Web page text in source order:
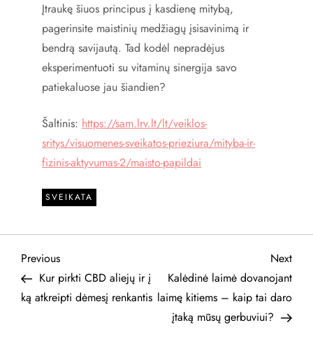
Įtraukę šiuos principus į kasdienę mitybą,
pagerinsite maistinių medžiagų įsisavinimą ir
bendrą savijautą. Tad kodėl nepradėjus
eksperimentuoti su vitaminų sinergija savo
patiekaluose jau šiandien?
Šaltinis: https://sam.lrv.lt/lt/veiklos-
sritys/visuomenes-sveikatos-prieziura/mityba-ir-
fizinis-aktyvumas-2/maisto-papildai
SVEIKATA
N
a
Previous
Post
Previous
Kur pirkti CBD aliejų ir į
ką atkreipti dėmesį renkantis
Next
Post
Next
Kalėdinė laimė dovanojant
laimę kitiems – kaip tai daro
įtaką mūsų gerbuviui?